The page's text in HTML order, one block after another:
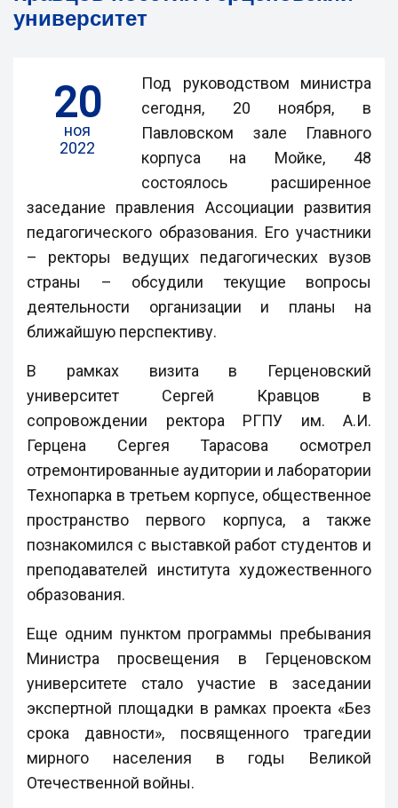
университет
20
ноя
2022
Под руководством министра
сегодня, 20 ноября, в
Павловском зале Главного
корпуса на Мойке, 48
состоялось расширенное
заседание правления Ассоциации развития
педагогического образования. Его участники
– ректоры ведущих педагогических вузов
страны – обсудили текущие вопросы
деятельности организации и планы на
ближайшую перспективу.
В рамках визита в Герценовский
университет Сергей Кравцов в
сопровождении ректора РГПУ им. А.И.
Герцена Сергея Тарасова осмотрел
отремонтированные аудитории и лаборатории
Технопарка в третьем корпусе, общественное
пространство первого корпуса, а также
познакомился с выставкой работ студентов и
преподавателей института художественного
образования.
Еще одним пунктом программы пребывания
Министра просвещения в Герценовском
университете стало участие в заседании
экспертной площадки в рамках проекта «Без
срока давности», посвященного трагедии
мирного населения в годы Великой
Отечественной войны.